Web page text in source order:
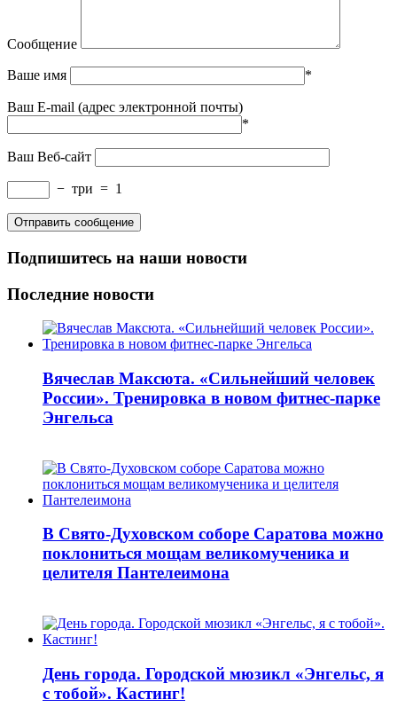
Сообщение
Ваше имя *
Ваш E-mail (адрес электронной почты)
*
Ваш Веб-сайт
− три = 1
Подпишитесь на наши новости
Последние новости
Вячеслав Максюта. «Сильнейший человек
России». Тренировка в новом фитнес-парке
Энгельса
В Свято-Духовском соборе Саратова можно
поклониться мощам великомученика и
целителя Пантелеимона
День города. Городской мюзикл «Энгельс, я
с тобой». Кастинг!